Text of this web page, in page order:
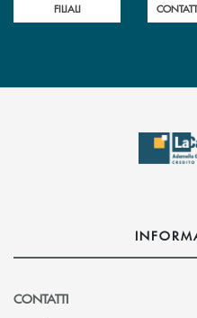
FILIALI
CONTATTI